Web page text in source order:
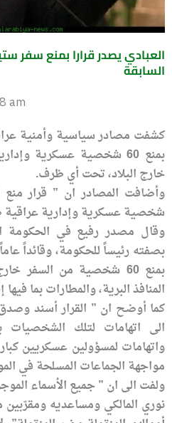
العبادي يصدر قرارا بمنع سفر
السابقة
am
كشفت مصادر سياسية وأمنية
بمنع 60 شخصية عسكرية
خارج البلاد، تحت أي ظرف.
شخصية عسكرية وإدارية عراقية
وقال مصدر رفيع في الحكومة
بصفته رئيساً للحكومة، وقائداً
بمنع 60 شخصية من السفر
المنافذ البرية، والمطارات بما
كما أوضح ان ” القرار أسند
الى اتهامات لتلك الشخصيات
واتهامات لمسؤولين عسكريين
مواجهة الجماعات المسلحة في
ولفت الى ان ” جميع الأسماء
نوري المالكي ومساعديه